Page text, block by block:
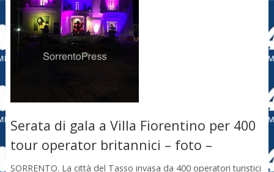
Serata di gala a Villa Fiorentino per 400
tour operator britannici – foto –
SORRENTO. La città del Tasso invasa da 400 operatori turistici